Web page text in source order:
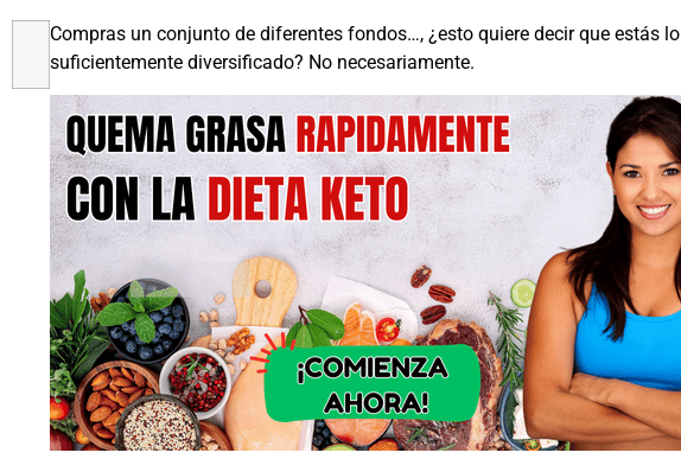
Compras un conjunto de diferentes fondos…, ¿esto quiere decir que estás lo
suficientemente diversificado? No necesariamente.